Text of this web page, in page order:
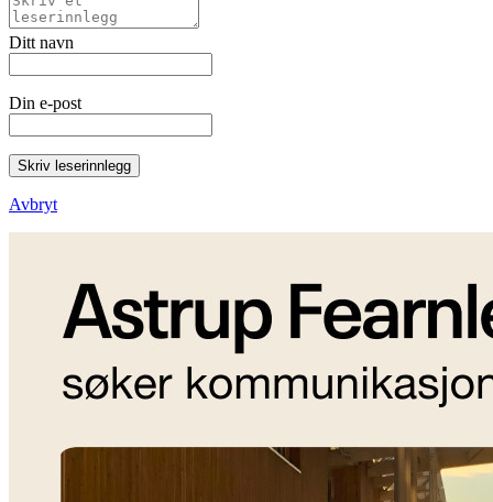
Ditt navn
Din e-post
Skriv leserinnlegg
Avbryt